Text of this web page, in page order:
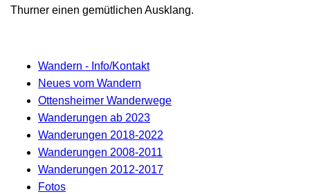
Thurner einen gemütlichen Ausklang.
Wandern - Info/Kontakt
Neues vom Wandern
Ottensheimer Wanderwege
Wanderungen ab 2023
Wanderungen 2018-2022
Wanderungen 2008-2011
Wanderungen 2012-2017
Fotos